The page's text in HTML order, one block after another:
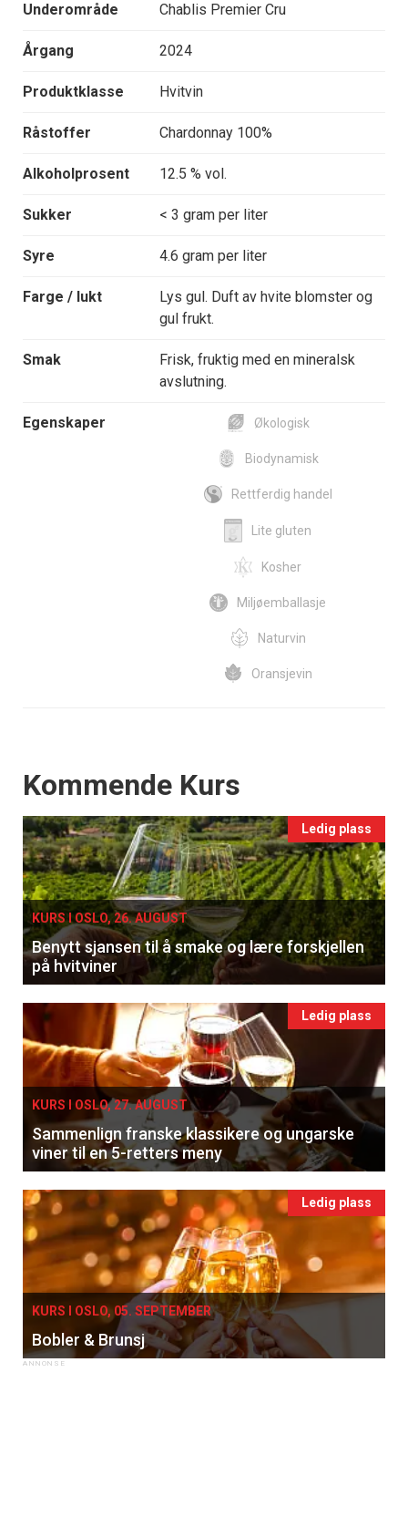
Underområde Chablis Premier Cru
Årgang 2024
Produktklasse Hvitvin
Råstoffer Chardonnay 100%
Alkoholprosent 12.5 % vol.
Sukker < 3 gram per liter
Syre 4.6 gram per liter
Farge / lukt
Lys gul. Duft av hvite blomster og
gul frukt.
Smak
Frisk, fruktig med en mineralsk
avslutning.
Egenskaper Økologisk
Biodynamisk
Rettferdig handel
Lite gluten
Kosher
Miljøemballasje
Naturvin
Oransjevin
Events
Kommende Kurs
Ledig plass
KURS I OSLO, 26. AUGUST
Benytt sjansen til å smake og lære forskjellen
på hvitviner
Ledig plass
KURS I OSLO, 27. AUGUST
Sammenlign franske klassikere og ungarske
viner til en 5-retters meny
Ledig plass
KURS I OSLO, 05. SEPTEMBER
Bobler & Brunsj